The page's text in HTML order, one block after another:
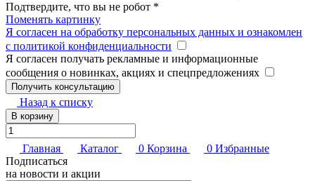
Подтвердите, что вы не робот *
Поменять картинку
Я согласен на обработку персональных данных и ознакомлен
с политикой конфиденциальности
Я согласен получать рекламные и информационные
сообщения о новинках, акциях и спецпредложениях
Назад к списку
В корзину
Главная Каталог 0 Корзина 0 Избранные
Подписаться
на новости и акции